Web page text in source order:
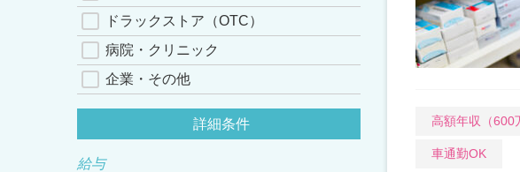
ドラックストア（OTC）
病院・クリニック
企業・その他
詳細条件
給与
高額年収（600
車通勤OK